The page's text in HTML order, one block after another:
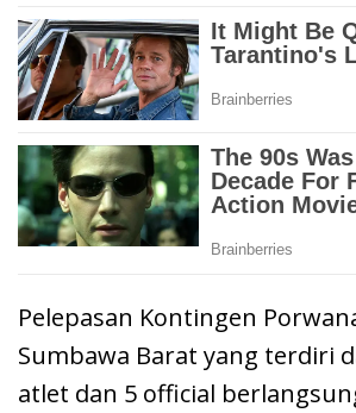
Pelepasan Kontingen
Sumbawa Barat yang terdiri
atlet dan 5 official